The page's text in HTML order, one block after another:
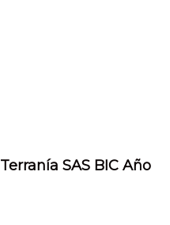
SAS BIC Año